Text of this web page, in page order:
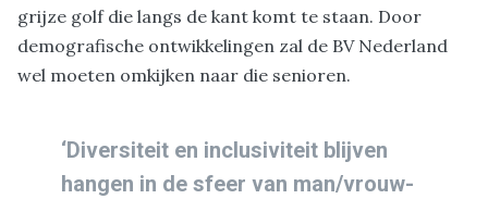
grijze golf die langs de kant komt te staan. Door
demografische ontwikkelingen zal de BV Nederland
wel moeten omkijken naar die senioren.
‘Diversiteit en inclusiviteit blijven
hangen in de sfeer van man/vrouw-